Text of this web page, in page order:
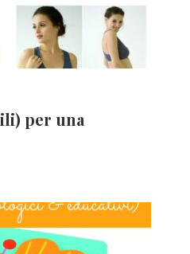
per una